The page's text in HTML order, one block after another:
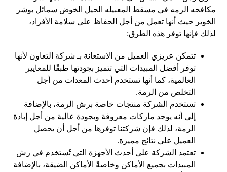
مكافحه الرمه في مسقط المعبيله الحيل الخوض سمائل بوشر
الخوير حيث أنها تعمل من أجل الحفاظ على سلامة الأفراد،
لذلك فإنها توفر هذه الطرق:
تتمكن عزيزي العميل من الاستعانة بـ شركة التعاون لأنها
توفر أفضل المبيدات التي تتميز بجودتها طبقًا للمعايير
العالمية، كما أنها تستخدم أحدث المعدات من أجل
التخلص من الرمة.
تستخدم الشركة منتجات خاصة برش الرمة، بالإضافة
إلى أنه يوجد ماركات معروفة وبجودة عالية من أجل إبادة
الرمة، لذلك فإن شركتنا توفرها من أجل أن يحصل
العميل على نتائج مميزة.
تعتمد الشركة على أحدث الأجهزة التي تُستخدم في رش
المبيدات بجميع الأماكن وخاصةً الأماكن الضيقة، بالإضافة